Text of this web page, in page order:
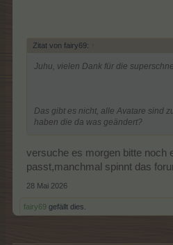
Zitat von fairy69: ↑
Juhu, vielen Dank für die
Das gibt es nicht, alle Avatare sind
haben die da was geändert?
versuche es morgen bitte noch
passt,manchmal spinnt das
28 Mai 2026
fairy69 gefällt dies.